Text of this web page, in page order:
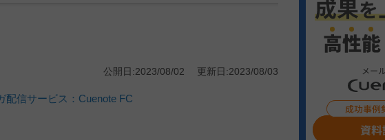
SNSプロモーシ
公開日:2023/08/02 更新日:2023/08/03
配信サービス：Cuenote FC